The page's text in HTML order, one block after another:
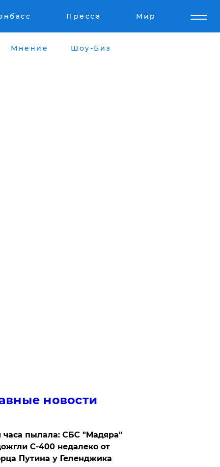
Пресса Мир
Мнение Шоу-Биз
новости
часа пылала: СБС "Мадяра"
С-400 недалеко от
Путина у Геленджика